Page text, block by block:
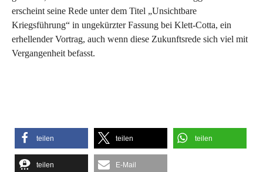
erscheint seine Rede unter dem Titel „Unsichtbare
Kriegsführung“ in ungekürzter Fassung bei Klett-Cotta, ein
erhellender Vortrag, auch wenn diese Zukunftsrede sich viel mit
Vergangenheit befasst.
teilen teilen teilen
teilen E-Mail